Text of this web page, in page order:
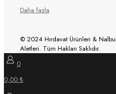
Daha fazla
© 2024 Hırdavat Ürünleri &
Aletleri. Tüm Hakları Saklıdır.
0
0,00 ₺